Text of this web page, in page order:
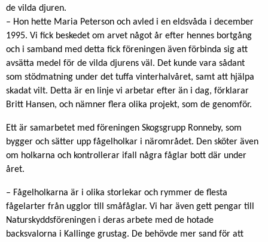
de vilda djuren.
– Hon hette Maria Peterson och avled i en eldsvåda i december
1995. Vi fick beskedet om arvet något år efter hennes bortgång
och i samband med detta fick föreningen även förbinda sig att
avsätta medel för de vilda djurens väl. Det kunde vara sådant
som stödmatning under det tuffa vinterhalvåret, samt att hjälpa
skadat vilt. Detta är en linje vi arbetar efter än i dag, förklarar
Britt Hansen, och nämner flera olika projekt, som de genomför.
Ett är samarbetet med föreningen Skogsgrupp Ronneby, som
bygger och sätter upp fågelholkar i närområdet. Den sköter även
om holkarna och kontrollerar ifall några fåglar bott där under
året.
– Fågelholkarna är i olika storlekar och rymmer de flesta
fågelarter från ugglor till småfåglar. Vi har även gett pengar till
Naturskyddsföreningen i deras arbete med de hotade
backsvalorna i Kallinge grustag. De behövde mer sand för att